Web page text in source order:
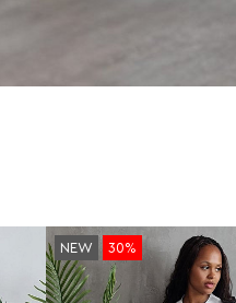
NEW 30%